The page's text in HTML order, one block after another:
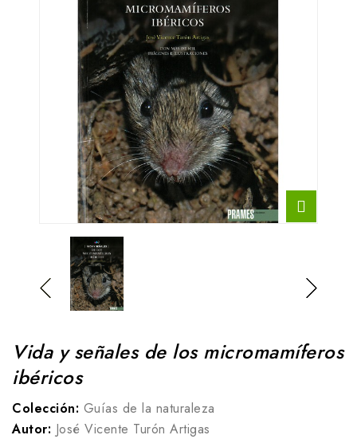
Vida y señales de los micromamíferos
ibéricos
Colección: Guías de la naturaleza
Autor: José Vicente Turón Artigas